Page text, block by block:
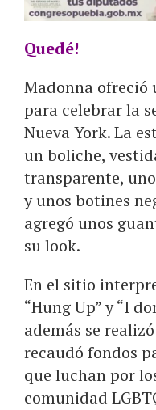
Quedé!
Madonna ofreció
para celebrar la
Nueva York. La
un boliche,
transparente,
y unos botines
agregó unos
su look.
En el sitio
“Hung Up” y “I
además se
recaudó fondos
que luchan por
comunidad